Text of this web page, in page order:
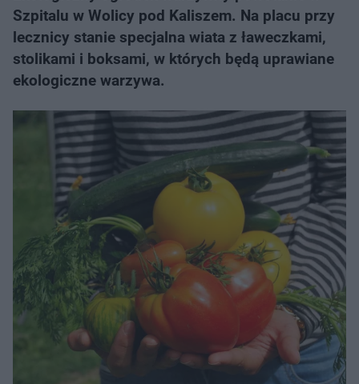
Szpitalu w Wolicy pod Kaliszem. Na placu przy
lecznicy stanie specjalna wiata z ławeczkami,
stolikami i boksami, w których będą uprawiane
ekologiczne warzywa.